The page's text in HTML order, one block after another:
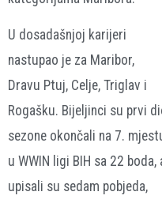
U dosadašnjoj karijeri
nastupao je za Maribor,
Dravu Ptuj, Celje, Triglav i
Rogašku. Bijeljinci su prvi
sezone okončali na 7.
u WWIN ligi BIH sa 22 boda,
upisali su sedam pobjeda,